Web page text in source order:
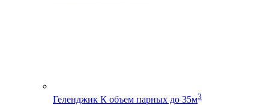
Геленджик К объем парных до 35м3